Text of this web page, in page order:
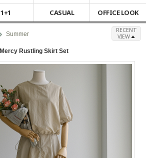
1+1 CASUAL OFFICE LOOK
Summer
RECENT
VIEW
Mercy Rustling Skirt Set